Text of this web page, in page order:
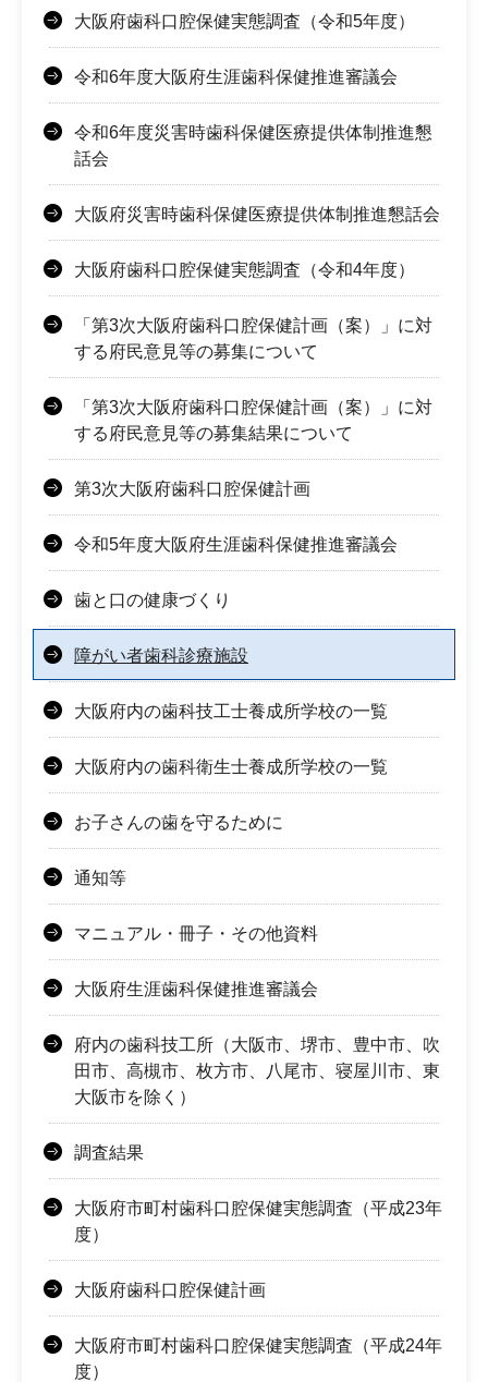
大阪府歯科口腔保健実態調査（令和5年度）
令和6年度大阪府生涯歯科保健推進審議会
令和6年度災害時歯科保健医療提供体制推進懇
話会
大阪府災害時歯科保健医療提供体制推進懇話会
大阪府歯科口腔保健実態調査（令和4年度）
「第3次大阪府歯科口腔保健計画（案）」に対
する府民意見等の募集について
「第3次大阪府歯科口腔保健計画（案）」に対
する府民意見等の募集結果について
第3次大阪府歯科口腔保健計画
令和5年度大阪府生涯歯科保健推進審議会
歯と口の健康づくり
障がい者歯科診療施設
大阪府内の歯科技工士養成所学校の一覧
大阪府内の歯科衛生士養成所学校の一覧
お子さんの歯を守るために
通知等
マニュアル・冊子・その他資料
大阪府生涯歯科保健推進審議会
府内の歯科技工所（大阪市、堺市、豊中市、吹
田市、高槻市、枚方市、八尾市、寝屋川市、東
大阪市を除く）
調査結果
大阪府市町村歯科口腔保健実態調査（平成23年
度）
大阪府歯科口腔保健計画
大阪府市町村歯科口腔保健実態調査（平成24年
度）